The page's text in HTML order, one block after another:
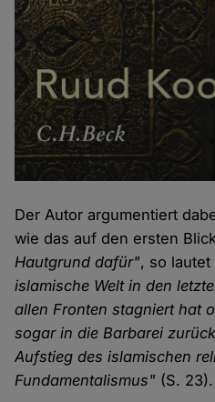
Der Autor argumentiert
wie das auf den ersten
Hautgrund dafür", so lautet
islamische Welt in den
allen Fronten stagniert hat
sogar in die Barbarei
Aufstieg des islamischen
Fundamentalismus" (S. 23).